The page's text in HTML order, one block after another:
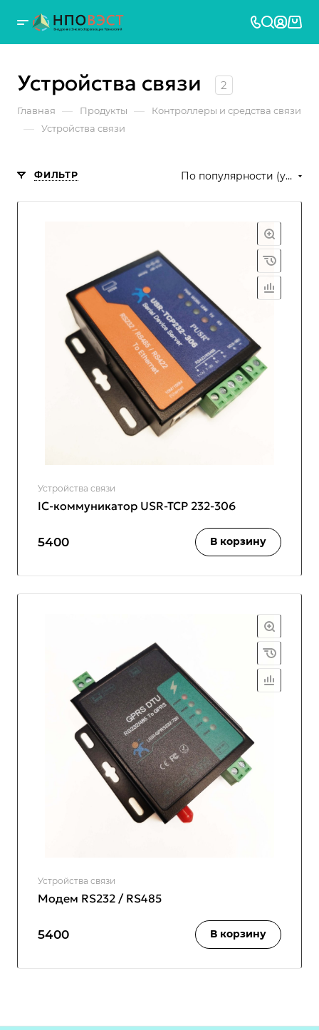
Устройства связи 2
Главная — Продукты — Контроллеры и средства связи
— Устройства связи
ФИЛЬТР По популярности (убывание)
Устройства связи
IC-коммуникатор USR-TCP 232-306
5400 В корзину
Устройства связи
Модем RS232 / RS485
5400 В корзину